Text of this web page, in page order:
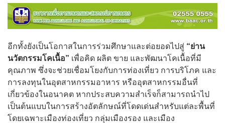
อีกทั้งยังเป็นโอกาสในการร่วมศึกษาและต่อยอดไปสู่ “ย่าน
นวัตกรรมโคเนื้อ” เพื่อคิด ผลิต ขาย และพัฒนาโคเนื้อที่มี
คุณภาพ ซึ่งจะช่วยเชื่อมโยงกับการท่องเที่ยว การบริโภค และ
การลงทุนในอุตสาหกรรมอาหาร หรืออุตสาหกรรมอื่นที่
เกี่ยวข้องในอนาคต หากประสบความสำเร็จก็สามารถนำไป
เป็นต้นแบบในการสร้างอัตลักษณ์ที่โดดเด่นสำหรับแต่ละพื้นที่
โดยเฉพาะเมืองท่องเที่ยว กลุ่มเมืองรอง และเมือง